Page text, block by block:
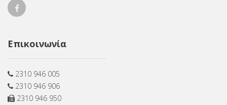
Ellicom
Facebook
Επικοινωνία
2310 946 005
2310 946 906
2310 946 950